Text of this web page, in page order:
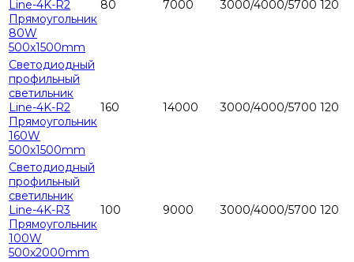
Line-4K-R2
Прямоугольник
80W
500х1500mm
80 7000 3000/4000/5700 120
Светодиодный
профильный
светильник
Line-4K-R2
Прямоугольник
160W
500х1500mm
160 14000 3000/4000/5700 120
Светодиодный
профильный
светильник
Line-4K-R3
Прямоугольник
100W
500х2000mm
100 9000 3000/4000/5700 120